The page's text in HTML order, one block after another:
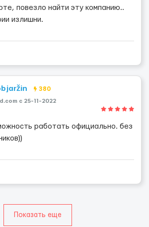
повезло найти эту компанию..
излишни.
380
c 25-11-2022
работать официально. без
Показать еще